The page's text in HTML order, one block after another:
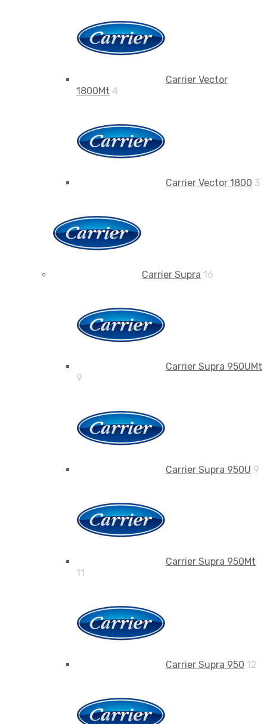
Carrier Vector
1800Mt 4
Carrier Vector 1800 3
Carrier Supra 16
Carrier Supra 950UMt
9
Carrier Supra 950U 9
Carrier Supra 950Mt
11
Carrier Supra 950 12